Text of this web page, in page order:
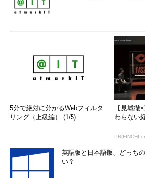
5分で絶対に分かるWebフィルタ
リング（上級編） (1/5)
【見城徹
わらない
PR(FINCHI
英語版と日本語版、どっち
い？